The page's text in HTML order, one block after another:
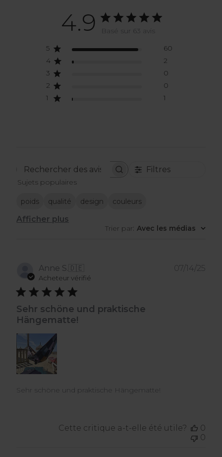
4.9
Basé sur 63 avis
5
60
4
2
3
0
2
0
1
1
Rechercher
des
Filtres
Sujets populaires
poids qualité design couleurs
Afficher plus
Trier par: Avec les médias
Anne S.🇩🇪
Acheteur vérifié
Sehr schöne und praktische
Hängematte!
Sehr schöne und praktische Hängematte!
07/14/25
Cette critique a-t-elle été utile?
0
0